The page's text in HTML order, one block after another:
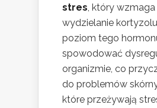
stres , który wzmaga
wydzielanie
poziom tego
spowodować
organizmie, co
do problemów
które przeżywają